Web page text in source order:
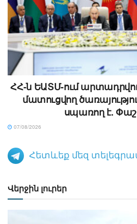
ՀՀ-ն ԵԱՏՄ-ում
մատուցվող
սպառող է.
07/08/2026
Հետևեք մեզ
Վերջին լուրեր